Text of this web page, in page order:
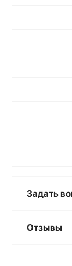
Задать
Отзывы